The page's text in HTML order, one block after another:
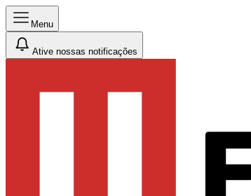
Menu
Ative nossas notificações